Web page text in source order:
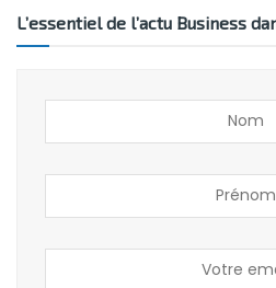
L’essentiel de l’actu Business